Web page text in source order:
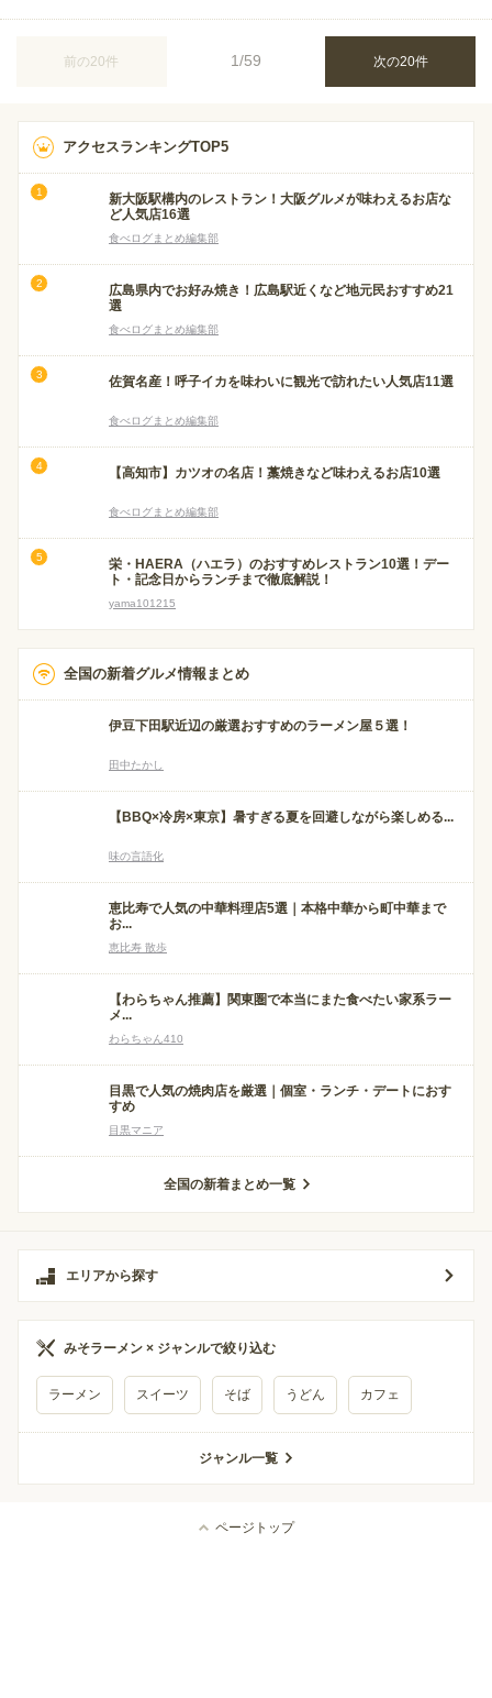
前の20件 1/59 次の20件
アクセスランキングTOP5
新大阪駅構内のレストラン！大阪グルメが味わえるお店な
ど人気店16選
食べログまとめ編集部
広島県内でお好み焼き！広島駅近くなど地元民おすすめ21
選
食べログまとめ編集部
佐賀名産！呼子イカを味わいに観光で訪れたい人気店11選
食べログまとめ編集部
【高知市】カツオの名店！藁焼きなど味わえるお店10選
食べログまとめ編集部
栄・HAERA（ハエラ）のおすすめレストラン10選！デー
ト・記念日からランチまで徹底解説！
yama101215
全国の新着グルメ情報まとめ
伊豆下田駅近辺の厳選おすすめのラーメン屋５選！
田中たかし
【BBQ×冷房×東京】暑すぎる夏を回避しながら楽しめる...
味の言語化
恵比寿で人気の中華料理店5選｜本格中華から町中華まで
お...
恵比寿 散歩
【わらちゃん推薦】関東圏で本当にまた食べたい家系ラー
メ...
わらちゃん410
目黒で人気の焼肉店を厳選｜個室・ランチ・デートにおす
すめ
目黒マニア
全国の新着まとめ一覧
エリアから探す
みそラーメン × ジャンルで絞り込む
ラーメン スイーツ そば うどん カフェ
ジャンル一覧
ページトップ